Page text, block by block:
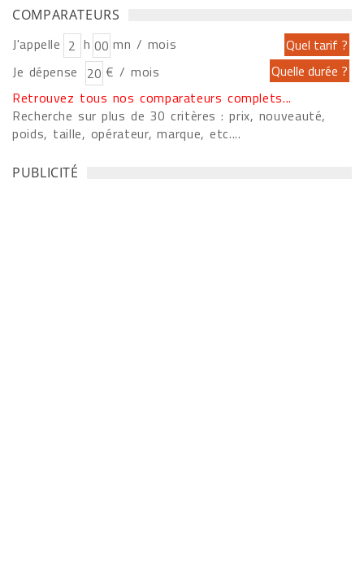
COMPARATEURS
J'appelle h
mn / mois
Je dépense
€ / mois
Retrouvez tous nos comparateurs complets...
Recherche sur plus de 30 critères : prix, nouveauté,
poids, taille, opérateur, marque, etc....
PUBLICITÉ